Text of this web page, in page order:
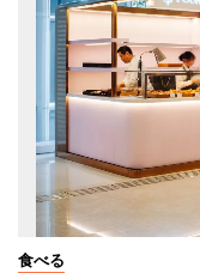
食べる